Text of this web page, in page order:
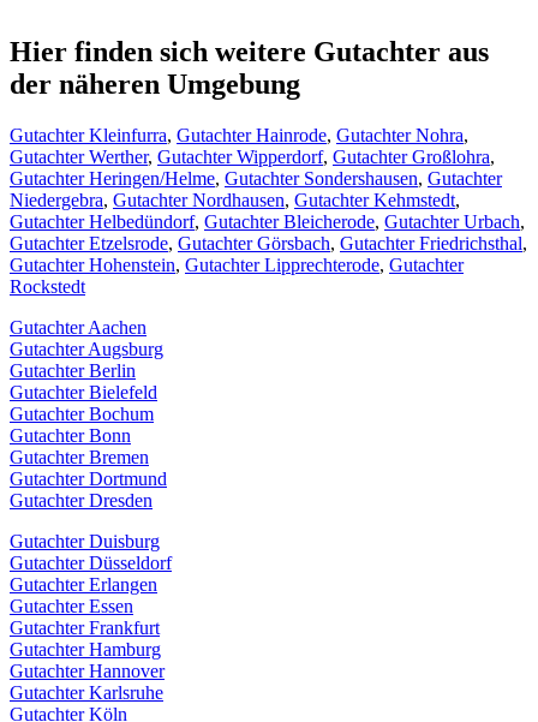
Hier finden sich weitere Gutachter aus
der näheren Umgebung
Gutachter Kleinfurra, Gutachter Hainrode, Gutachter Nohra,
Gutachter Werther, Gutachter Wipperdorf, Gutachter Großlohra,
Gutachter Heringen/Helme, Gutachter Sondershausen, Gutachter
Niedergebra, Gutachter Nordhausen, Gutachter Kehmstedt,
Gutachter Helbedündorf, Gutachter Bleicherode, Gutachter Urbach,
Gutachter Etzelsrode, Gutachter Görsbach, Gutachter Friedrichsthal,
Gutachter Hohenstein, Gutachter Lipprechterode, Gutachter
Rockstedt
Gutachter Aachen
Gutachter Augsburg
Gutachter Berlin
Gutachter Bielefeld
Gutachter Bochum
Gutachter Bonn
Gutachter Bremen
Gutachter Dortmund
Gutachter Dresden
Gutachter Duisburg
Gutachter Düsseldorf
Gutachter Erlangen
Gutachter Essen
Gutachter Frankfurt
Gutachter Hamburg
Gutachter Hannover
Gutachter Karlsruhe
Gutachter Köln